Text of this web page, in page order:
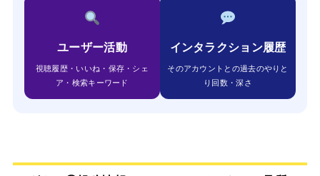
ユーザー活動
視聴履歴・いいね・保存・シェ
ア・検索キーワード
インタラクション履歴
そのアカウントとの過去のやりと
り回数・深さ